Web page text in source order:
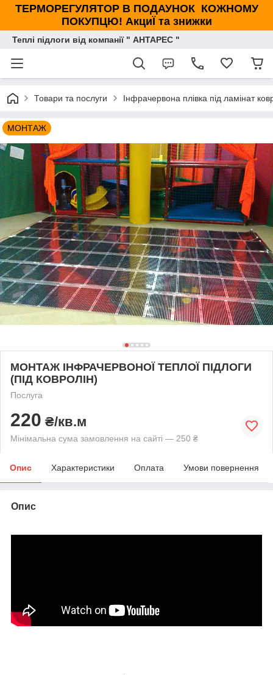
ТЕРМОРЕГУЛЯТОР В ПОДАУНОК КОЖНОМУ
ПОКУПЦЮ! АкциЇ та знижки
Теплі підлоги від компанії " АНТАРЕС "
Товари та послуги Інфрачервона плівка під ламінат
МОНТАЖ
МОНТАЖ ІНФРАЧЕРВОНОЇ ТЕПЛОЇ ПІДЛОГИ
(ПІД КОВРОЛІН)
Послуга
220 ₴/кв.м
Мінімальна сума замовлення на сайті — 250 ₴
Опис Характеристики Оплата Умови повернення
Опис